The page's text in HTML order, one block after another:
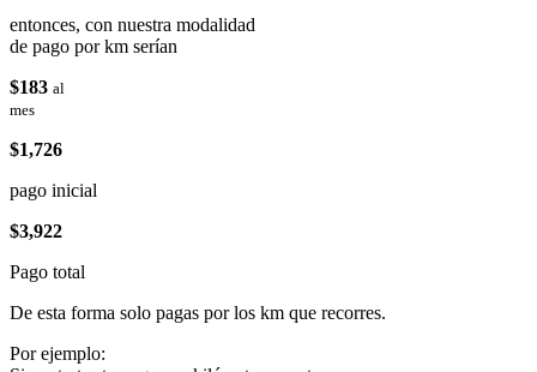
entonces, con nuestra modalidad
de pago por km serían
$183 al
mes
$1,726
pago inicial
$3,922
Pago total
De esta forma solo pagas por los km que recorres.
Por ejemplo: